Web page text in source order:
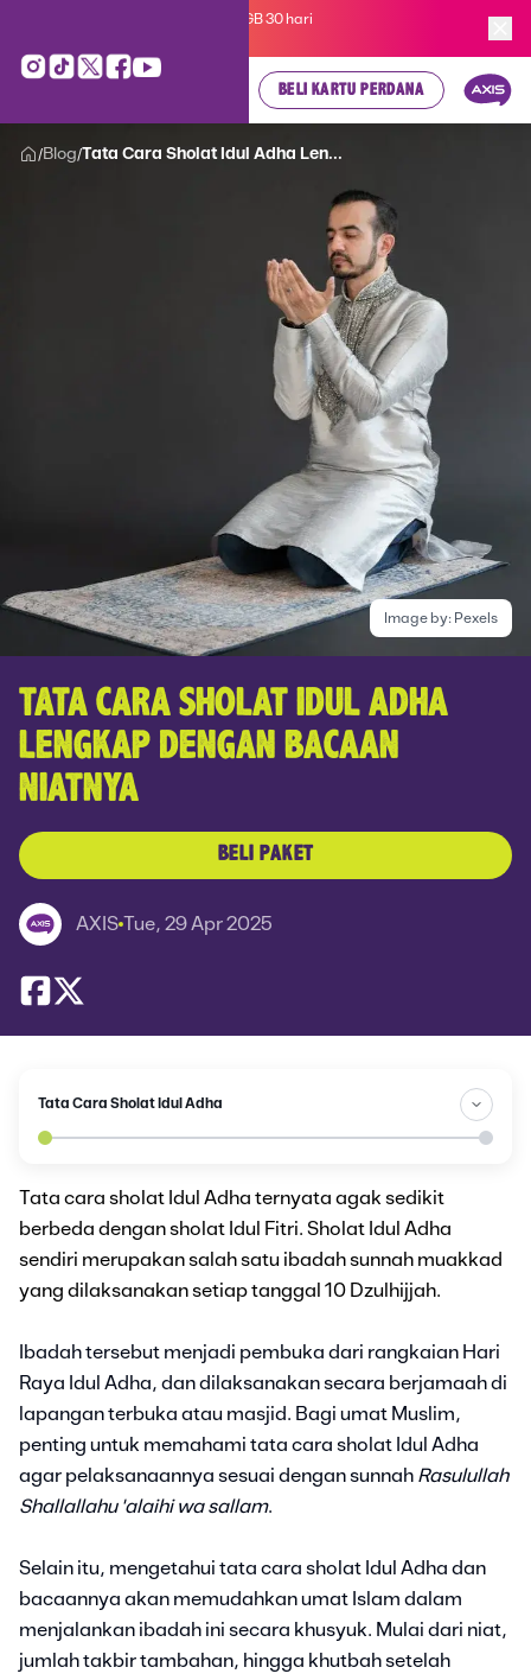
Kartu Perdana AXIS Suka-Suka 3GB 30 hari
BELI KARTU PERDANA
/Blog/Tata Cara Sholat Idul Adha Len...
Image by: Pexels
TATA CARA SHOLAT IDUL ADHA
LENGKAP DENGAN BACAAN
NIATNYA
BELI PAKET
AXIS Tue, 29 Apr 2025
Tata Cara Sholat Idul Adha
Tata cara sholat Idul Adha ternyata agak sedikit
berbeda dengan sholat Idul Fitri. Sholat Idul Adha
sendiri merupakan salah satu ibadah sunnah muakkad
yang dilaksanakan setiap tanggal 10 Dzulhijjah.
Ibadah tersebut menjadi pembuka dari rangkaian Hari
Raya Idul Adha, dan dilaksanakan secara berjamaah di
lapangan terbuka atau masjid. Bagi umat Muslim,
penting untuk memahami tata cara sholat Idul Adha
agar pelaksanaannya sesuai dengan sunnah Rasulullah
Shallallahu 'alaihi wa sallam.
Selain itu, mengetahui tata cara sholat Idul Adha dan
bacaannya akan memudahkan umat Islam dalam
menjalankan ibadah ini secara khusyuk. Mulai dari niat,
jumlah takbir tambahan, hingga khutbah setelah